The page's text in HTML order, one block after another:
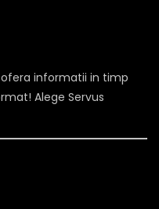
informatii in timp
Alege Servus